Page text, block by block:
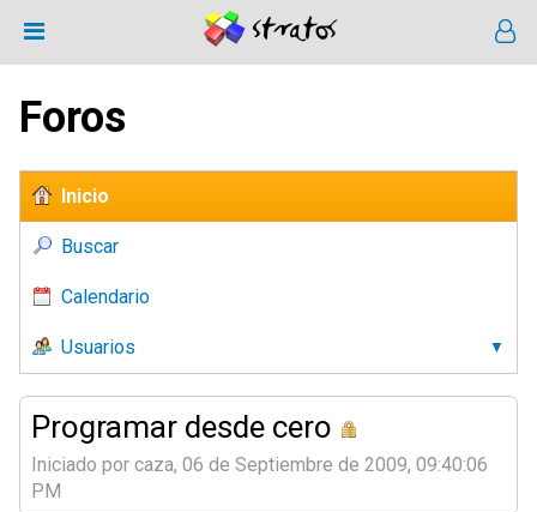
Foros
Inicio
Buscar
Calendario
Usuarios
Programar desde cero
Iniciado por caza, 06 de Septiembre de 2009, 09:40:06
PM